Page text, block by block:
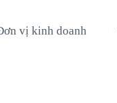
vị kinh doanh